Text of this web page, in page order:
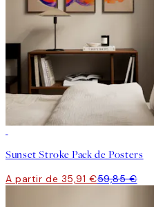
Sunset Stroke Pack de Posters
A partir de 35,91 €59,85 €